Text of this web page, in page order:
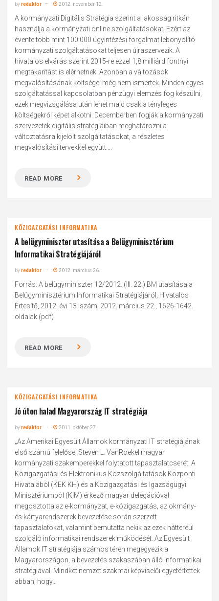
byredaktor 2012. november 12.
A kormányzati Digitális Stratégia szerint a lakosság ritkán
használja a kormányzati online szolgáltatásokat. Ezért az
évente több mint 100.000 ügyintézési forgalmat lebonyolító
kormányzati szolgáltatásokat teljesen újraszervezik. A
hivatalos elvárás szerint 2015-re ezzel 1,8 milliárd fontnyi
megtakarítást is elérhetnek. Azonban a változások
megvalósításának költségei még nem ismertek. Minden egyes
szolgáltatással kapcsolatban pénzügyi elemzés fog készülni,
ezek megvizsgálása után lehet majd csak a tényleges
költségekről képet alkotni. Decemberben fogják a kormányzati
szervezetek digitális stratégiáiban meghatározni a
változtatásra kijelölt szolgáltatásokat, a részletes
megvalósítási tervekkel együtt....
READ MORE
KÖZIGAZGATÁSI INFORMATIKA
A belügyminiszter utasítása a Belügyminisztérium
Informatikai Stratégiájáról
byredaktor 2012. március 26.
Forrás: A belügyminiszter 12/2012. (III. 22.) BM utasítása a
Belügyminisztérium Informatikai Stratégiájáról, Hivatalos
Értesítő, 2012. évi 13. szám, 2012. március 22., 1626-1642.
oldalak (pdf)
READ MORE
KÖZIGAZGATÁSI INFORMATIKA
Jó úton halad Magyarország IT stratégiája
byredaktor 2011. október 27.
„Az Amerikai Egyesült Államok kormányzati IT stratégiájának
első számú felelőse, Steven L. VanRoekel magyar
kormányzati szakemberekkel folytatott tapasztalatcserét. A
Közigazgatási és Elektronikus Közszolgáltatások Központi
Hivatalából (KEK KH) és a Közigazgatási és Igazságügyi
Minisztériumból (KIM) érkező magyar delegációval
megosztotta az e-kormányzat, e-közigazgatás, az okmány-
és kártyarendszerek bevezetése során szerzett
tapasztalatokat, valamint bemutatta nekik az ezek hátteréül
szolgáló informatikai rendszerek működését. Az Egyesült
Államok IT stratégiája számos téren megegyezik a
Magyarországon, a bevezetés szakaszában álló informatikai
stratégiával. Mindkét nemzet szakmai képviselői egyetértettek
abban, hogy...